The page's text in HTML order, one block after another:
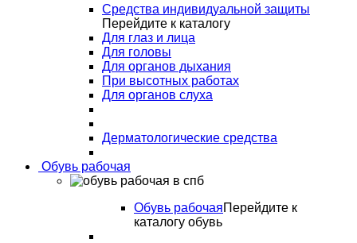
Средства индивидуальной защиты
Перейдите к каталогу
Для глаз и лица
Для головы
Для органов дыхания
При высотных работах
Для органов слуха
Дерматологические средства
Обувь рабочая
Обувь рабочаяПерейдите к
каталогу обувь